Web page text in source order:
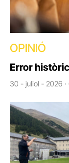
OPINIÓ
Error
30 - juliol - 2026